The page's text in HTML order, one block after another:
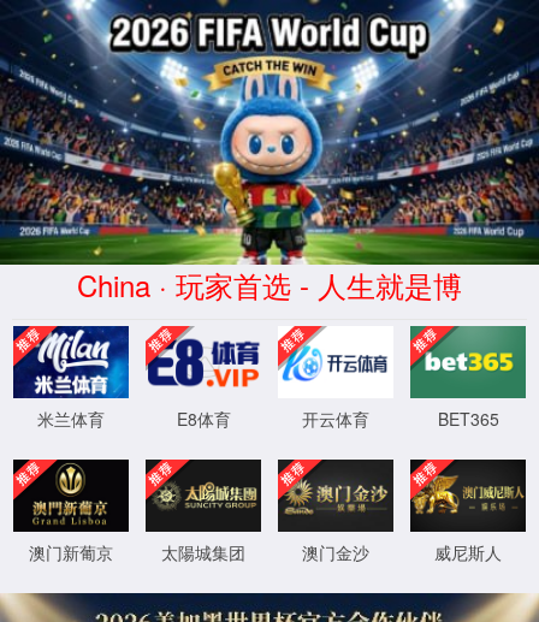
首页 学校概况 999全讯白菜网 新闻公告
招生查询
招生指导
招生政策
网站首页>招生指